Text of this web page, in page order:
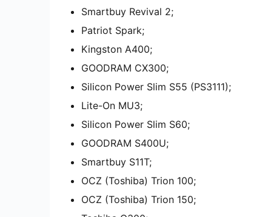
Smartbuy Revival 2;
Patriot Spark;
Kingston A400;
GOODRAM CX300;
Silicon Power Slim S55 (PS3111);
Lite-On MU3;
Silicon Power Slim S60;
GOODRAM S400U;
Smartbuy S11T;
OCZ (Toshiba) Trion 100;
OCZ (Toshiba) Trion 150;